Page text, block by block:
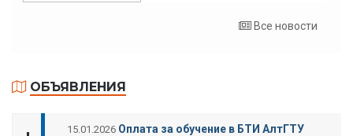
Все новости
ОБЪЯВЛЕНИЯ
15.01.2026 Оплата за обучение в БТИ АлтГТУ